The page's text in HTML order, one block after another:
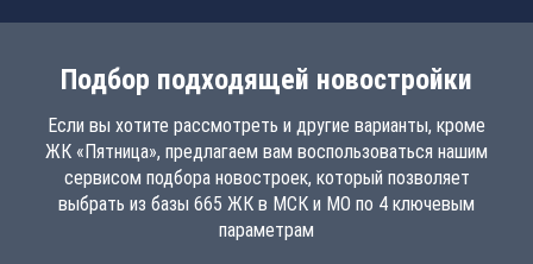
Подбор подходящей новостройки
Если вы хотите рассмотреть и другие варианты, кроме
ЖК «Пятница», предлагаем вам воспользоваться нашим
сервисом подбора новостроек, который позволяет
выбрать из базы 665 ЖК в МСК и МО по 4 ключевым
параметрам